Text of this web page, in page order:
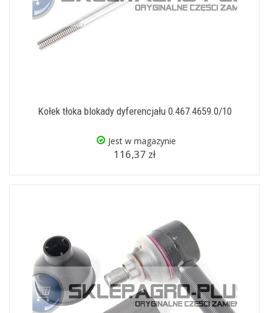
Kołek tłoka blokady dyferencjału 0.467.4659.0/10
Jest w magazynie
116,37 zł